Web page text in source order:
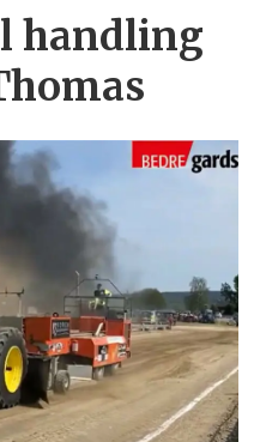
handling